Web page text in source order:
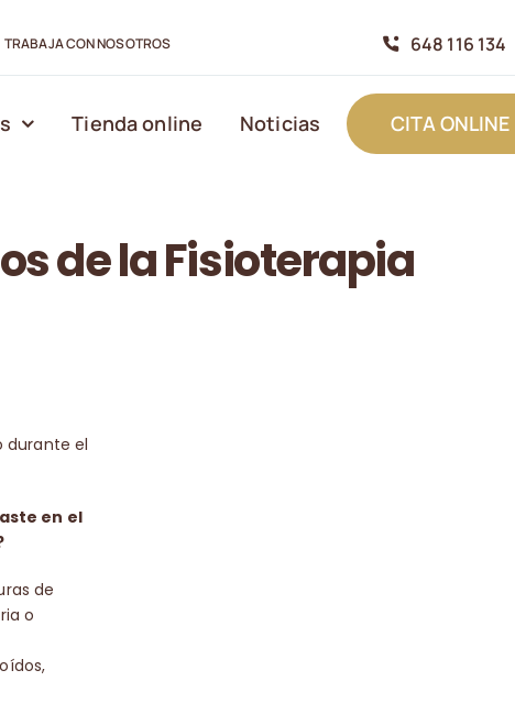
TRABAJA CON NOSOTROS 648 116 134
Tienda online Noticias CITA ONLINE
de la Fisioterapia
durante el
en el
de
o